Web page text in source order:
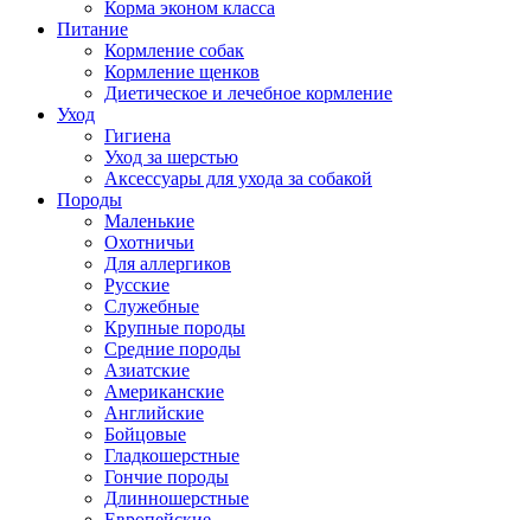
Корма эконом класса
Питание
Кормление собак
Кормление щенков
Диетическое и лечебное кормление
Уход
Гигиена
Уход за шерстью
Аксессуары для ухода за собакой
Породы
Маленькие
Охотничьи
Для аллергиков
Русские
Служебные
Крупные породы
Средние породы
Азиатские
Американские
Английские
Бойцовые
Гладкошерстные
Гончие породы
Длинношерстные